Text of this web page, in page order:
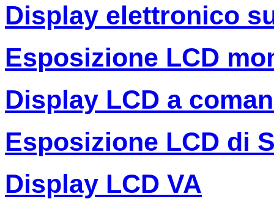
Display elettronico
Esposizione LCD
Display LCD a
Esposizione LCD di
Display LCD VA